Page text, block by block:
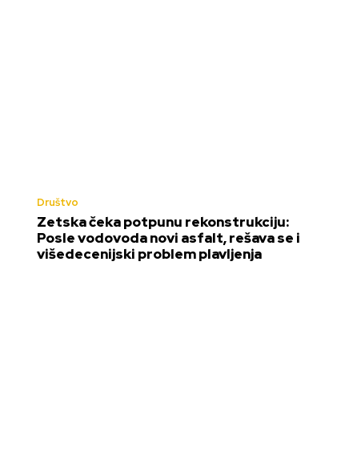
Društvo
Zetska čeka potpunu rekonstrukciju:
Posle vodovoda novi asfalt, rešava se i
višedecenijski problem plavljenja